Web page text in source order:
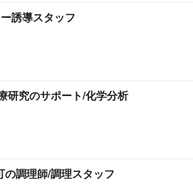
誘導スタッフ
研究のサポート/化学分析
の調理師/調理スタッフ